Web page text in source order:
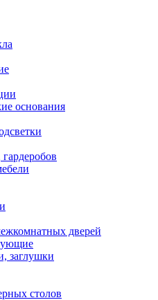
основания
дверей
заглушки
столов